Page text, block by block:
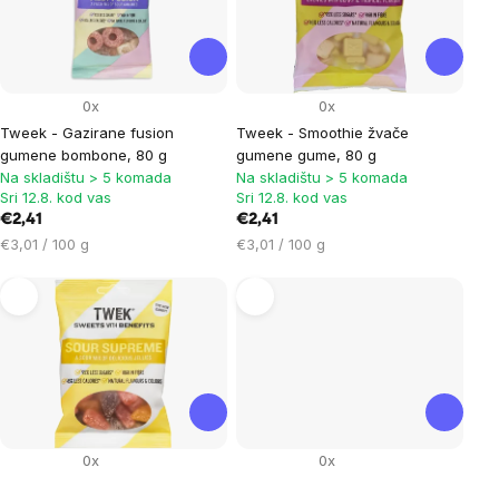
products
Tweek - Gazirane fusion
gumene bombone, 80 g
0x
Na skladištu > 5 komada
Sri 12.8. kod vas
€2,41
Cijena
€3,01 / 100 g
Tweek - Smoothie žvače
gumene gume, 80 g
0x
Na skladištu > 5 komada
Sri 12.8. kod vas
€2,41
Cijena
€3,01 / 100 g
0x 0x